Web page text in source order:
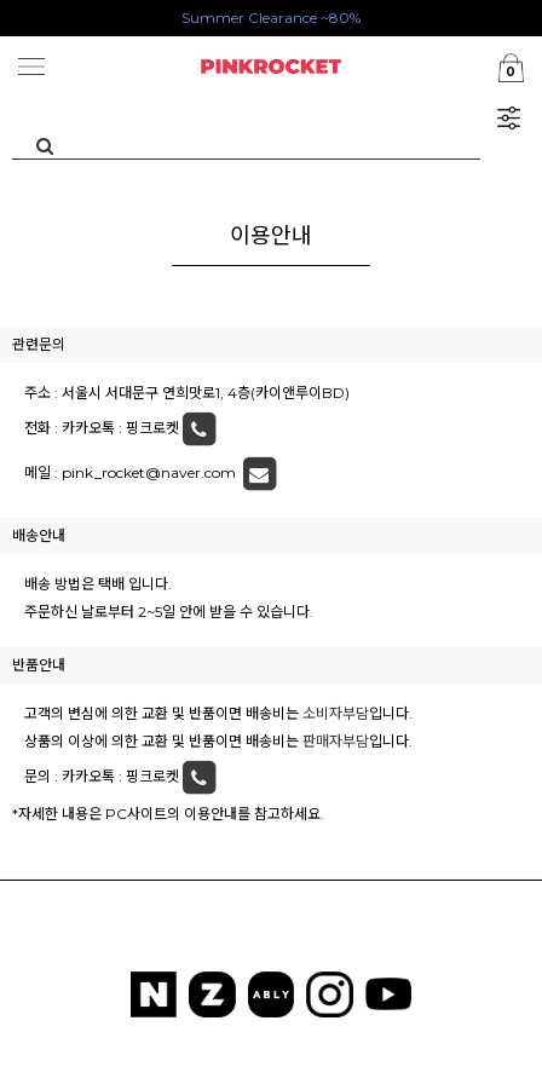
Summer Clearance ~80%
0
이용안내
관련문의
주소 : 서울시 서대문구 연희맛로1, 4층(카이앤루이BD)
전화 : 카카오톡 : 핑크로켓
메일 : pink_rocket@naver.com
배송안내
배송 방법은 택배 입니다.
주문하신 날로부터 2~5일 안에 받을 수 있습니다.
반품안내
고객의 변심에 의한 교환 및 반품이면 배송비는 소비자부담입니다.
상품의 이상에 의한 교환 및 반품이면 배송비는 판매자부담입니다.
문의 : 카카오톡 : 핑크로켓
*자세한 내용은 PC사이트의 이용안내를 참고하세요.